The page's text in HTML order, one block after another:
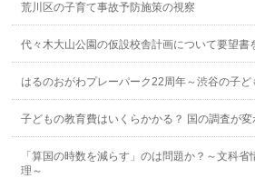
荒川区の子育て事故予防施策の視察
代々木大山公園の仮設校舎計画について要望書
はるのおがわプレーパーク22周年～渋谷の子
子どもの教育費はいくらかかる？ 国の調査が変
「算国の時数を減らす」のは問題か？～文科
理～